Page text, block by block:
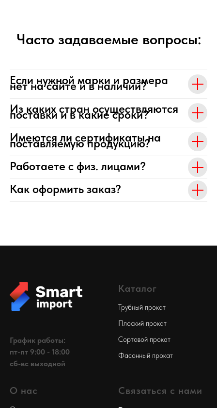
Часто задаваемые вопросы:
Если нужной марки и размера
нет на сайте и в наличии?
Из каких стран осуществляются
поставки и в какие сроки?
Имеются ли сертификаты на
поставляемую продукцию?
Работаете с физ. лицами?
Как оформить заказ?
График работы:
пт-пт 9:00 - 18:00
сб-вс выходной
Каталог
Трубный прокат
Плоский прокат
Сортовой прокат
Фасонный прокат
О нас Связаться с нами